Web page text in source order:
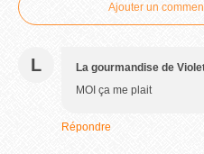
Ajouter un
L La gourmandise de
MOI ça me plait
Répondre